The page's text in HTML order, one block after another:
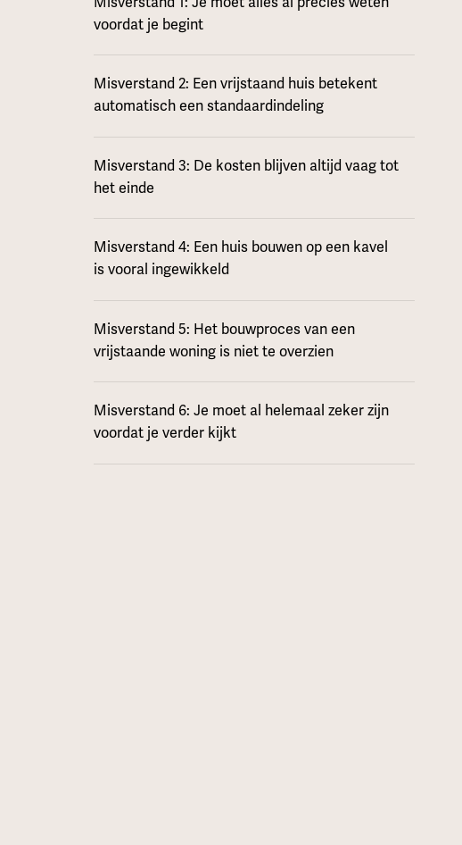
voordat je begint
Misverstand 2: Een vrijstaand huis betekent
automatisch een standaardindeling
Misverstand 3: De kosten blijven altijd vaag tot
het einde
Misverstand 4: Een huis bouwen op een kavel
is vooral ingewikkeld
Misverstand 5: Het bouwproces van een
vrijstaande woning is niet te overzien
Misverstand 6: Je moet al helemaal zeker zijn
voordat je verder kijkt